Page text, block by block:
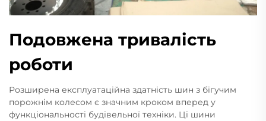
Подовжена тривалість
роботи
Розширена експлуатаційна здатність шин з бігучим
порожнім колесом є значним кроком вперед у
функціональності будівельної техніки. Ці шини